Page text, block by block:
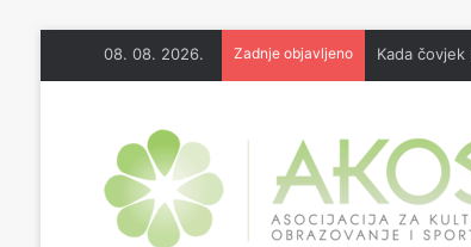
08. 08. 2026. Zadnje objavljeno Kada